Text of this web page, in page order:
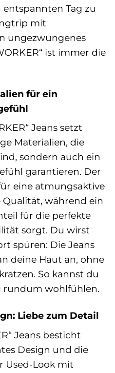
Tag zu
mit
ungezwungenes
ist immer die
für ein
Jeans setzt
Materialien, die
sondern auch ein
garantieren. Der
eine atmungsaktive
während ein
für die perfekte
sorgt. Du wirst
spüren: Die Jeans
deine Haut an, ohne
So kannst du
rundum wohlfühlen.
Liebe zum Detail
Jeans besticht
Design und die
Used-Look mit